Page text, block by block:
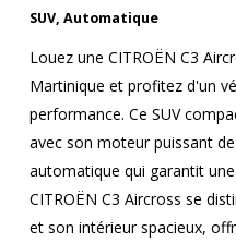
SUV, Automatique
Louez une CITROËN C3
Martinique et profitez d'un
performance. Ce SUV
avec son moteur puissant
automatique qui garantit
CITROËN C3 Aircross se
et son intérieur spacieux,